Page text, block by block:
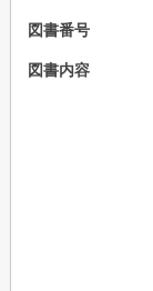
図書番号
図書内容